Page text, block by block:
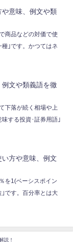
や意味、例文や類
商品などの対価で使
｣です。かつてはネ
例文や類義語を徹
下落が続く相場や上
する投資･証券用語｣
い方や意味、例文
を1(ベーシスポイン
｣です。百分率とは大
説！